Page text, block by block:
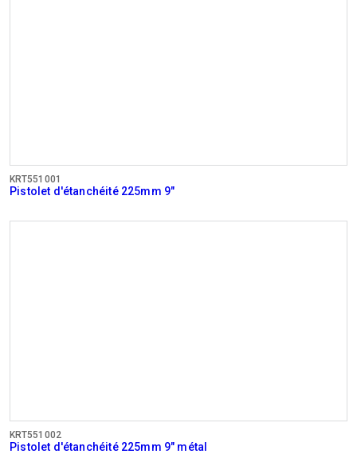
KRT551001
Pistolet d'étanchéité 225mm 9"
KRT551002
Pistolet d'étanchéité 225mm 9" métal